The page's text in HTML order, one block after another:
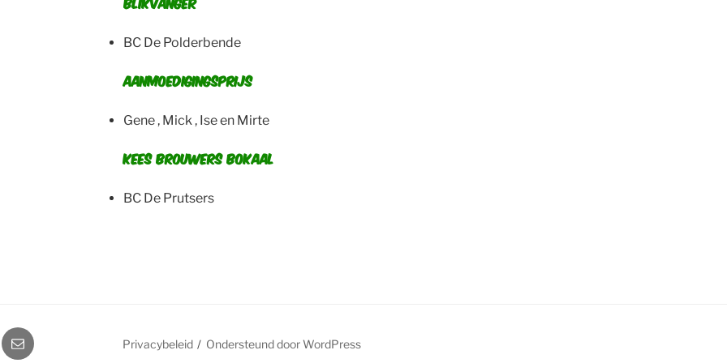
BC De Polderbende
Aanmoedigingsprijs
Gene , Mick , Ise en Mirte
Kees Brouwers bokaal
BC De Prutsers
E-
mail
Privacybeleid Ondersteund door WordPress